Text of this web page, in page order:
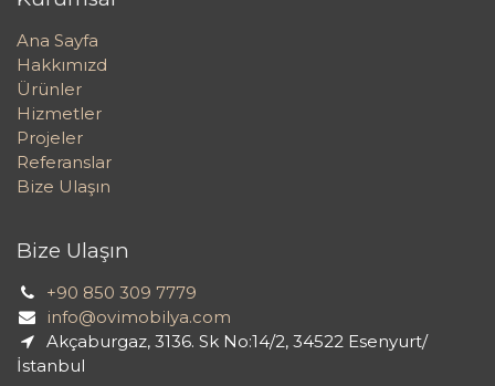
Bize Ulaşın
+90 850 309 7779
info@ovimobilya.com
Akçaburgaz, 3136. Sk No:14/2, 34522 Esenyurt/
İstanbul
Ana Sayfa
Hakkımızd
Ürünler
Hizmetler
Projeler
Referanslar
Bize Ulaşın